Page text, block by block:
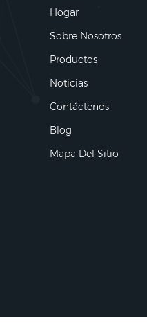
Hogar
Sobre Nosotros
Productos
Noticias
Contáctenos
Blog
Mapa Del Sitio